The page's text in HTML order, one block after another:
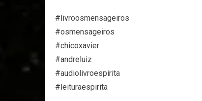
#livroosmensageiros
#osmensageiros
#chicoxavier
#andreluiz
#audiolivroespirita
#leituraespirita